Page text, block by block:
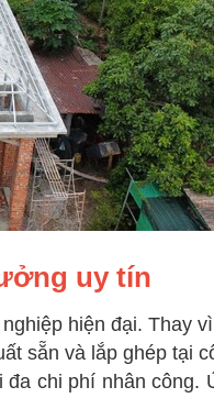
uy tín
hiện đại. Thay
sẵn và lắp ghép tại
chi phí nhân công.